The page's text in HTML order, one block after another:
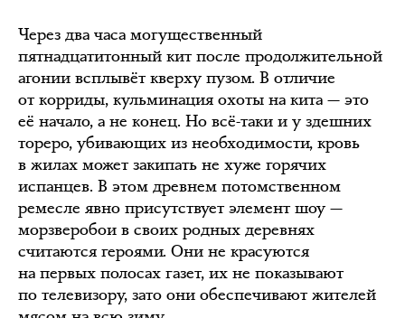
Через два часа могущественный
пятнадцатитонный кит после продолжительной
агонии всплывёт кверху пузом. В отличие
от корриды, кульминация охоты на кита — это
её начало, а не конец. Но всё-таки и у здешних
тореро, убивающих из необходимости, кровь
в жилах может закипать не хуже горячих
испанцев. В этом древнем потомственном
ремесле явно присутствует элемент шоу —
морзверобои в своих родных деревнях
считаются героями. Они не красуются
на первых полосах газет, их не показывают
по телевизору, зато они обеспечивают жителей